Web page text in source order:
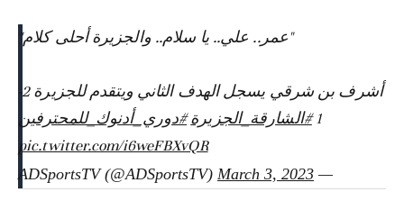
"عمر.. علي.. يا سلام.. والجزيرة أحلى كلام"
1 #الشارقة_الجزيرة #دوري_أدنوك_للمحترفين
pic.twitter.com/i6weFBXvQR
— ADSportsTV (@ADSportsTV)
March 3, 2023